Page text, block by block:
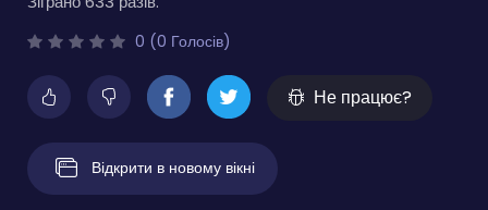
0 (0 Голосів)
Не працює?
Відкрити в новому вікні